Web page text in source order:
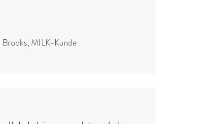
Brooks, MILK-Kunde